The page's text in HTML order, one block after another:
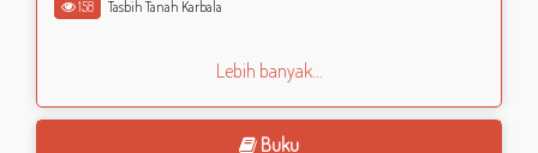
158 Tasbih Tanah Karbala
Lebih banyak...
Buku